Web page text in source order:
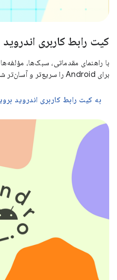
کیت رابط کاربری اندروید
با راهنمای مقدماتی، سبک‌ها،
برای Android را سریع‌تر و آسان‌تر شروع کنید.
به کیت رابط کاربری اندروید